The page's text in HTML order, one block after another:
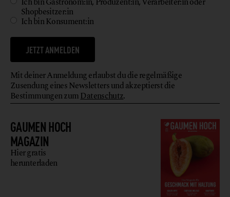
GAUMEN HOCH
MAGAZIN
Hier gratis
herunterladen
Shopbesitzer:in
Ich bin Konsument:in
JETZT ANMELDEN
Mit deiner Anmeldung erlaubst du die regelmäßige
Zusendung eines Newsletters und akzeptierst die
Bestimmungen zumDatenschutz.